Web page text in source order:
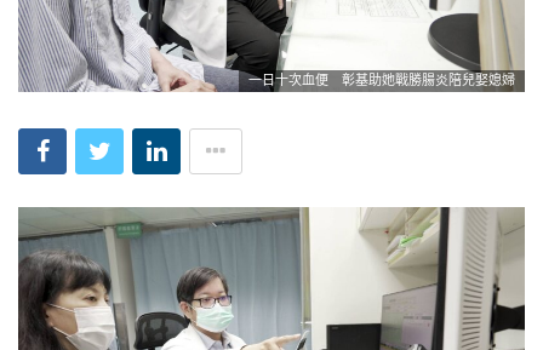
一日十次血便 彰基助她戰勝腸炎陪兒娶媳婦